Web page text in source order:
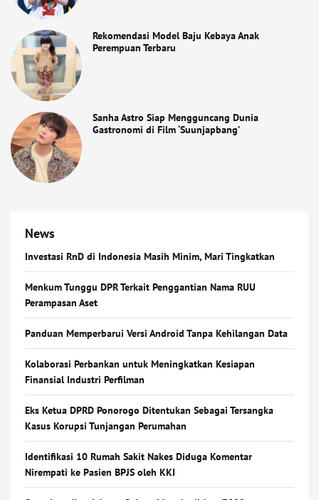
Rekomendasi Model Baju Kebaya Anak
Perempuan Terbaru
Sanha Astro Siap Mengguncang Dunia
Gastronomi di Film ‘Suunjapbang’
News
Investasi RnD di Indonesia Masih Minim, Mari Tingkatkan
Menkum Tunggu DPR Terkait Penggantian Nama RUU
Perampasan Aset
Panduan Memperbarui Versi Android Tanpa Kehilangan Data
Kolaborasi Perbankan untuk Meningkatkan Kesiapan
Finansial Industri Perfilman
Eks Ketua DPRD Ponorogo Ditentukan Sebagai Tersangka
Kasus Korupsi Tunjangan Perumahan
Identifikasi 10 Rumah Sakit Nakes Diduga Komentar
Nirempati ke Pasien BPJS oleh KKI